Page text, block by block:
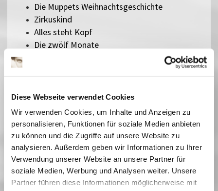
Diese Webseite verwendet Cookies
Wir verwenden Cookies, um Inhalte und Anzeigen zu
personalisieren, Funktionen für soziale Medien anbieten
zu können und die Zugriffe auf unsere Website zu
analysieren. Außerdem geben wir Informationen zu Ihrer
Verwendung unserer Website an unsere Partner für
soziale Medien, Werbung und Analysen weiter. Unsere
Partner führen diese Informationen möglicherweise mit
Die Muppets Weihnachtsgeschichte
Zirkuskind
Alles steht Kopf
Die zwölf Monate
Pumuckl und das große Missverständnis
Checker Tobi 3 - Die heimliche Herrscherin der
Die Schneekönigin
Bibi Blocksberg - Das große Hexentreffen
Der geheime Garten
Rico, Oskar und die Tieferschatten
Das singende, klingende Bäumchen
Kurzfilme für Kleine - Hingeguckt und